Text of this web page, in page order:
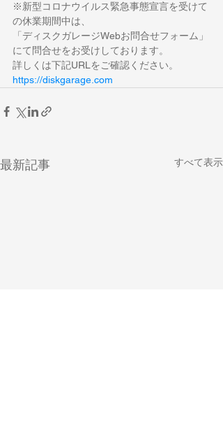
※新型コロナウイルス緊急事態宣言を受けて
の休業期間中は、
「ディスクガレージWebお問合せフォーム」
にて問合せをお受けしております。
詳しくは下記URLをご確認ください。
https://diskgarage.com
最新記事 すべて表示